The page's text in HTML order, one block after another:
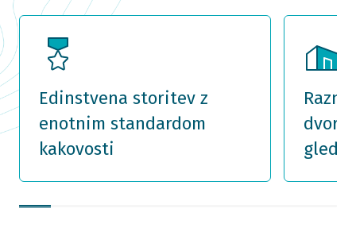
Edinstvena storitev z
enotnim standardom
kakovosti
glede